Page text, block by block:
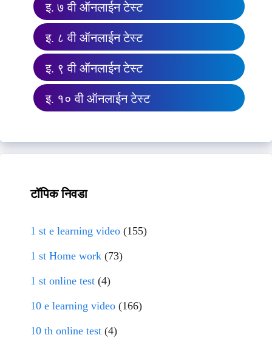
इ. ७ वी ऑनलाईन टेस्ट
इ. ८ वी ऑनलाईन टेस्ट
इ. ९ वी ऑनलाईन टेस्ट
इ. १० वी ऑनलाईन टेस्ट
टॉपिक निवडा
1 st e learning video (155)
1 st Home work (73)
1 st online test (4)
10 e learning video (166)
10 th online test (4)